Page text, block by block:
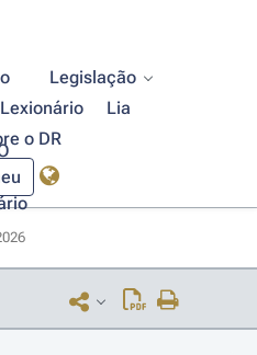
Legislação
Lexionário
Lia
o DR